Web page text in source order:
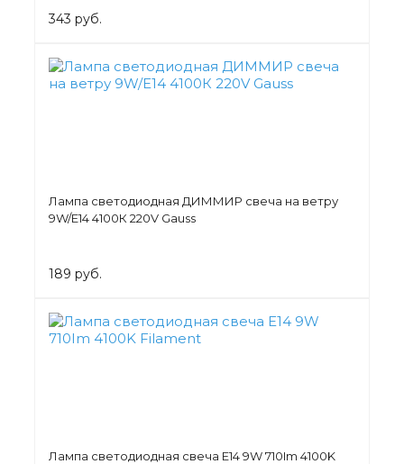
343 руб.
Лампа светодиодная ДИММИР свеча на ветру
9W/Е14 4100К 220V Gauss
189 руб.
Лампа светодиодная свеча Е14 9W 710Im 4100K